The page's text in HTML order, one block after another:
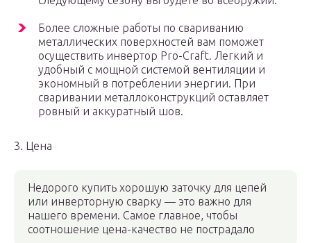
Более сложные работы по свариванию
металлических поверхностей вам поможет
осуществить инвертор Pro-Craft. Легкий и
удобный с мощной системой вентиляции и
экономный в потреблении энергии. При
сваривании металлоконструкций оставляет
ровный и аккуратный шов.
3. Цена
Недорого купить хорошую заточку для цепей
или инверторную сварку — это важно для
нашего времени. Самое главное, чтобы
соотношение цена-качество не пострадало